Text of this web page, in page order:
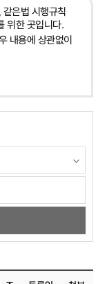
은법 시행규칙
위한 곳입니다.
내용에 상관없이